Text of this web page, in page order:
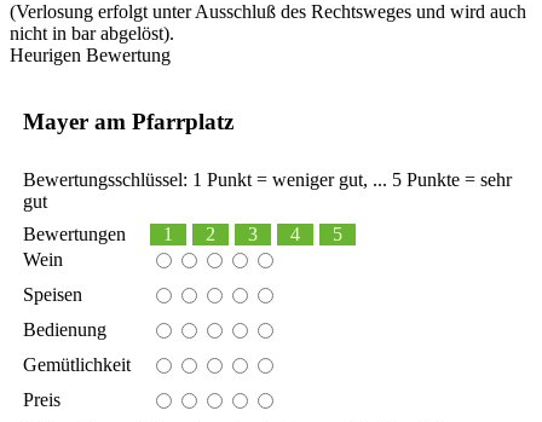
(Verlosung erfolgt unter Ausschluß des Rechtsweges und wird auch
nicht in bar abgelöst).
Heurigen Bewertung
Mayer am Pfarrplatz
Bewertungsschlüssel: 1 Punkt = weniger gut, ... 5 Punkte = sehr
gut
Bewertungen
1 2 3 4
5
Wein
Speisen
Bedienung
Gemütlichkeit
Preis